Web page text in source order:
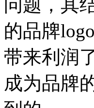
问题，其
的品牌
带来利润
成为品牌